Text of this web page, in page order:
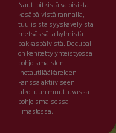
Nauti pitkistä valoisista
kesäpäivistä rannalla,
tuulisista syyskävelyistä
metsässä ja kylmistä
pakkaspäivistä. Decubal
on kehitetty yhteistyössä
pohjoismaisten
ihotautilääkäreiden
kanssa aktiiviseen
ulkoiluun muuttuvassa
pohjoismaisessa
ilmastossa.